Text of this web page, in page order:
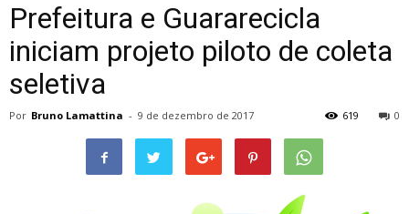
Prefeitura e Guararecicla
iniciam projeto piloto de coleta
seletiva
Por Bruno Lamattina - 9 de dezembro de 2017 0
619